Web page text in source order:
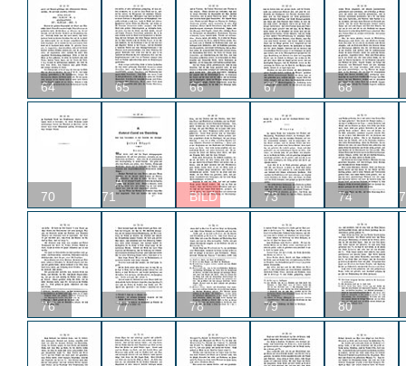
64 65 66 67 68
70
A
71
BILD 73 74
76 77 78 79 80